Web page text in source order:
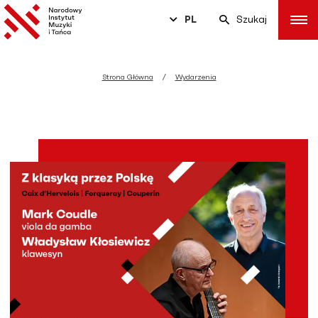
PL Szukaj
Strona Główna Wydarzenia